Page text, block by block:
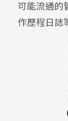
可能流通的
作歷程日誌